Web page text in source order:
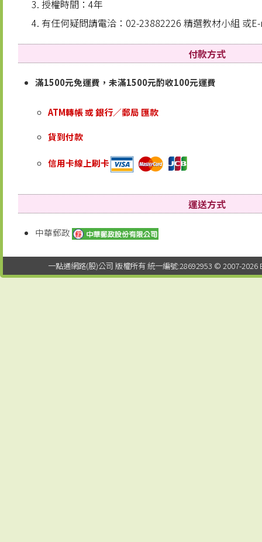
授權時間：4年
有任何疑問請電洽：02-23882226 精選教材小組 或
付款方式
滿1500元免運費，未滿1500元酌收100元運費
ATM轉帳 或 銀行／郵局 匯款
貨到付款
信用卡線上刷卡
運送方式
中華郵政
一點通網路(股)公司 版權所有 統一編號:28692953 © 2007-2026